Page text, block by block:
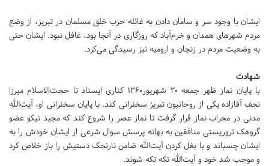
ایشان با وجود سر و سامان دادن به غائله حزب خلق مسلمان در تبریز، از وضع
مردم شهرهای همدان و خرم‌آباد که روزگاری در آنجا بود، غافل نبود. ایشان حتی
به وضعیت مردم در زنجان و ارومیه نیز رسیدگی می‌کرد.
شهادت
با پایان نماز ظهر جمعه ۲۰ شهریور۱۳۶۰ کناری ایستاد تا حجت‌الاسلام میرزا
نجف آقازاده یکی از روحانیون تبریز سخنرانی کند. با پایان سخنرانی او، آیت‌الله
مدنی در محراب نماز قرار گرفت تا نماز عصر را شروع کند که مجید نیکو عضو
گروهک تروریستی منافقین به بهانه پرسش سوال شرعی از ایشان خودش را به
ایشان چسباند و با بغل کردن آیت‌الله ضامن نارنجک دستیش را باز خلاص کرد
و موجب شد خود و آیت‌الله تکه تکه شوند.